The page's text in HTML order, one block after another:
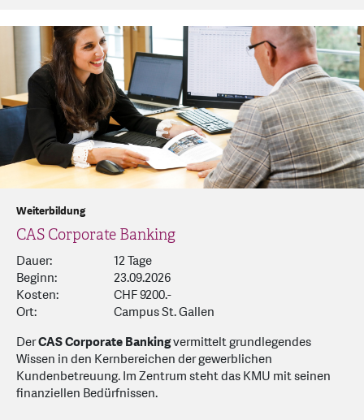
Weiterbildung
CAS Corporate Banking
Dauer:
12 Tage
Beginn:
23.09.2026
Kosten:
CHF 9200.-
Ort:
Campus St. Gallen
DerCAS Corporate Bankingvermittelt grundlegendes
Wissen in den Kernbereichen der gewerblichen
Kundenbetreuung. Im Zentrum steht das KMU mit seinen
finanziellen Bedürfnissen.